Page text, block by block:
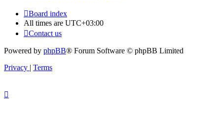
Board index
All times are UTC+03:00
Contact us
Powered by phpBB® Forum Software © phpBB Limited
Privacy | Terms